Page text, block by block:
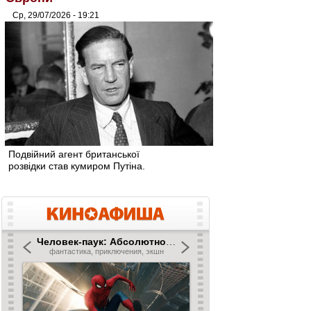
Ср, 29/07/2026 - 19:21
Подвійний агент британської
розвідки став кумиром Путіна.